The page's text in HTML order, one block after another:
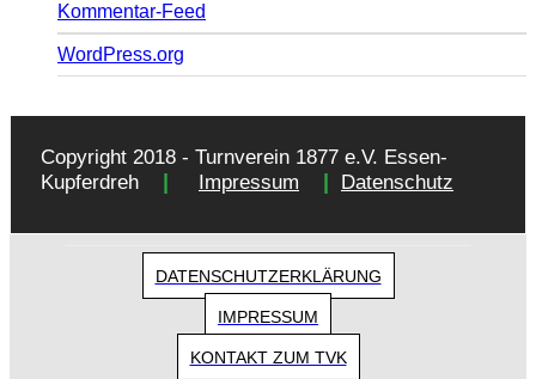
Kommentar-Feed
WordPress.org
Copyright 2018 - Turnverein 1877 e.V. Essen-
Kupferdreh
Impressum Datenschutz
DATENSCHUTZERKLÄRUNG
IMPRESSUM
KONTAKT ZUM TVK